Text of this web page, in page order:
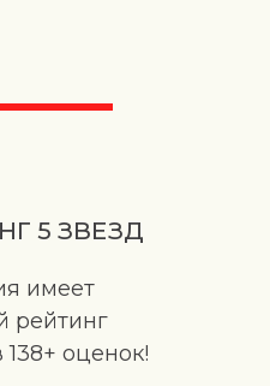
5 ЗВЕЗД
имеет
рейтинг
оценок!